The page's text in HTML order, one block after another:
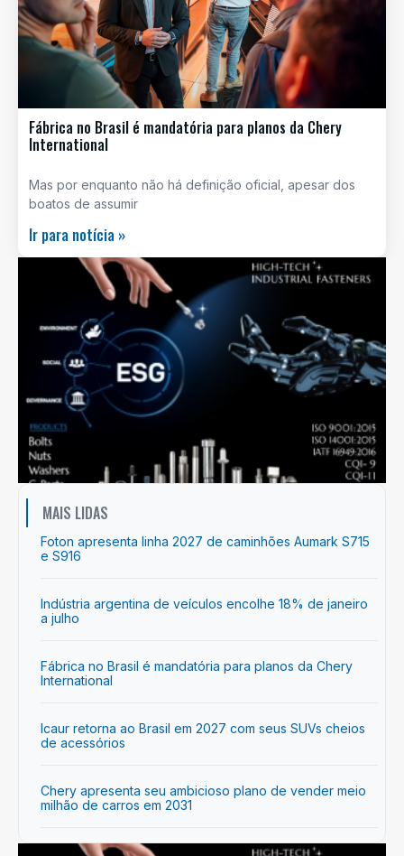
Fábrica no Brasil é mandatória para planos da Chery
International
Mas por enquanto não há definição oficial, apesar dos
boatos de assumir
Ir para notícia »
MAIS LIDAS
Foton apresenta linha 2027 de caminhões Aumark S715
e S916
Indústria argentina de veículos encolhe 18% de janeiro
a julho
Fábrica no Brasil é mandatória para planos da Chery
International
Icaur retorna ao Brasil em 2027 com seus SUVs cheios
de acessórios
Chery apresenta seu ambicioso plano de vender meio
milhão de carros em 2031